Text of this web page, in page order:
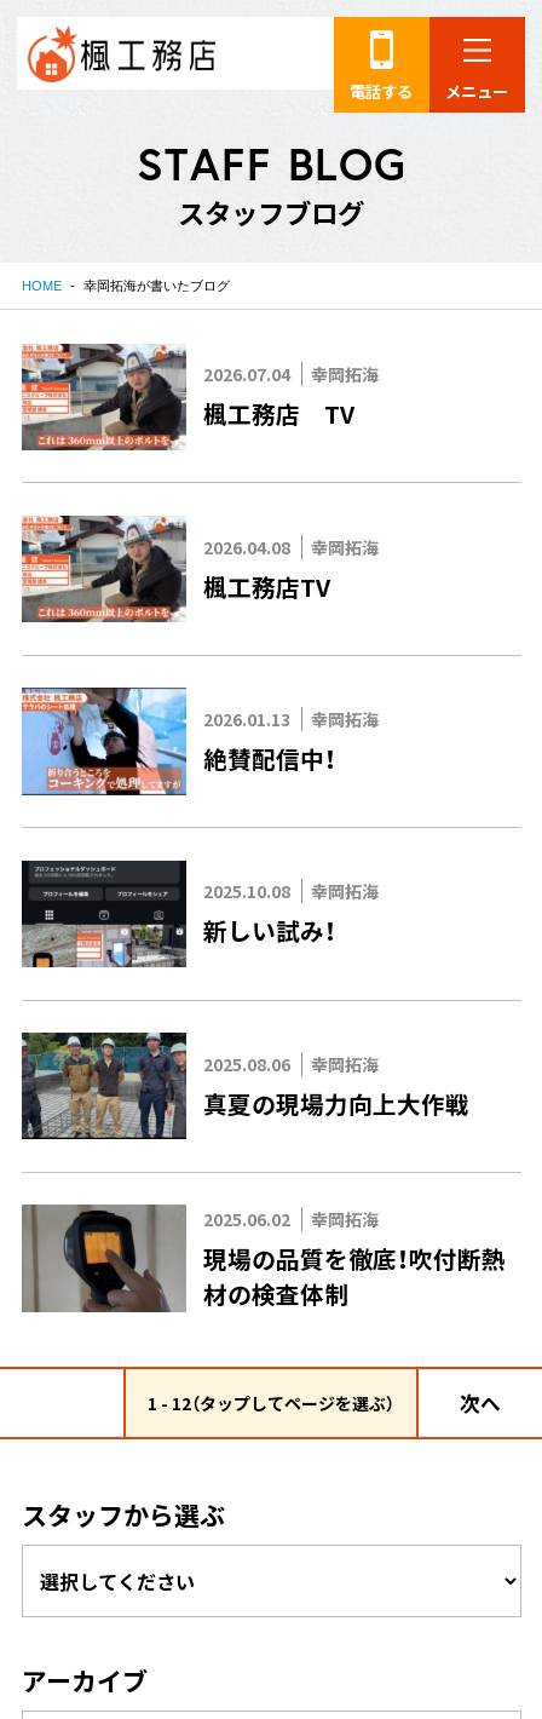
電話する メニュー
STAFF BLOG
スタッフブログ
HOME 幸岡拓海が書いたブログ
2026.07.04 幸岡拓海
楓工務店 TV
2026.04.08 幸岡拓海
楓工務店TV
2026.01.13 幸岡拓海
絶賛配信中！
2025.10.08 幸岡拓海
新しい試み！
2025.08.06 幸岡拓海
真夏の現場力向上大作戦
2025.06.02 幸岡拓海
現場の品質を徹底！吹付断熱
材の検査体制
1 - 12（タップしてページを選ぶ） 次へ
スタッフから選ぶ
アーカイブ